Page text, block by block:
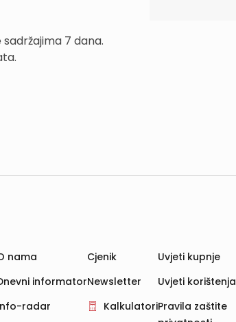
7 dana.
nama
informator
radar
Cjenik
Newsletter
Kalkulatori
Uvjeti kupnje
Uvjeti korištenja
Pravila zaštite